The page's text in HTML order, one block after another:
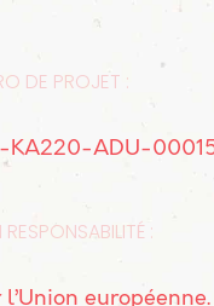
DE PROJET :
KA220-ADU-
: